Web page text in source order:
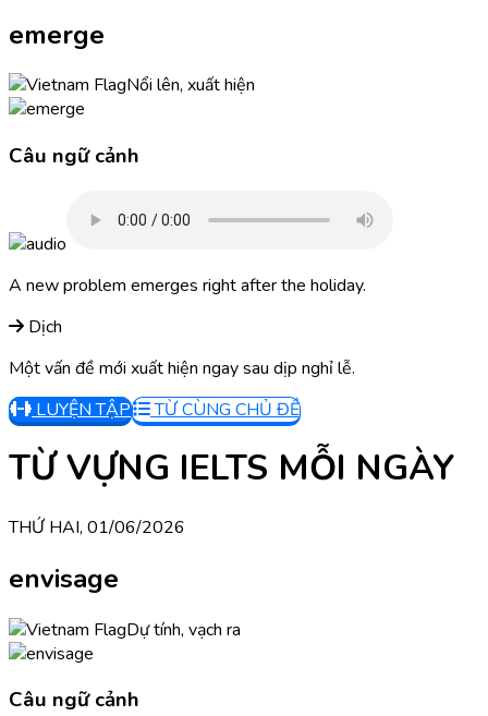
emerge
Nổi lên, xuất hiện
Câu ngữ cảnh
A new problem emerges right after the holiday.
Dịch
Một vấn đề mới xuất hiện ngay sau dịp nghỉ lễ.
LUYỆN TẬP
TỪ CÙNG CHỦ ĐỀ
TỪ VỰNG IELTS MỖI NGÀY
THỨ HAI, 01/06/2026
envisage
Dự tính, vạch ra
Câu ngữ cảnh